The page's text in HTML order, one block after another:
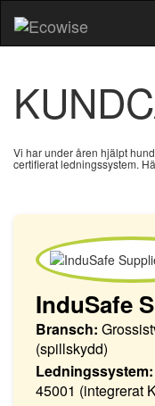
Vi har under åren hjälpt
certifierat ledningssystem.
InduSafe
Bransch:
(spillskydd)
Ledningssystem:
45001 (integrerat